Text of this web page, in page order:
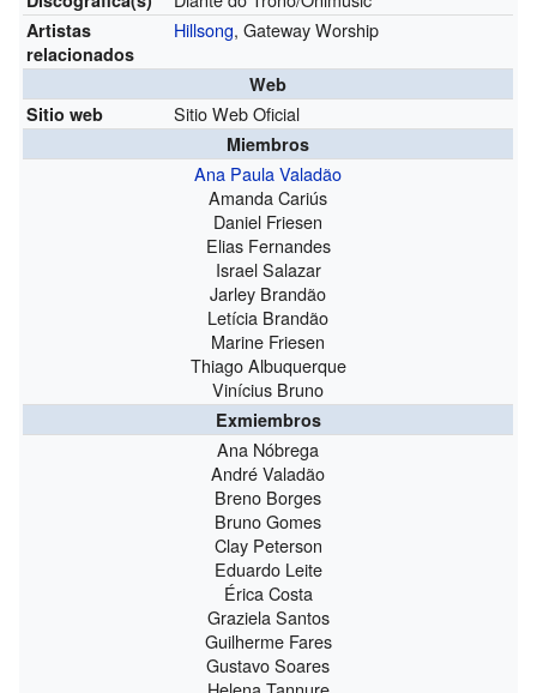
Artistas
relacionados
Hillsong, Gateway Worship
Web
Sitio web
Sitio Web Oficial
Miembros
Ana Paula Valadão
Amanda Cariús
Daniel Friesen
Elias Fernandes
Israel Salazar
Jarley Brandão
Letícia Brandão
Marine Friesen
Thiago Albuquerque
Vinícius Bruno
Exmiembros
Ana Nóbrega
André Valadão
Breno Borges
Bruno Gomes
Clay Peterson
Eduardo Leite
Érica Costa
Graziela Santos
Guilherme Fares
Gustavo Soares